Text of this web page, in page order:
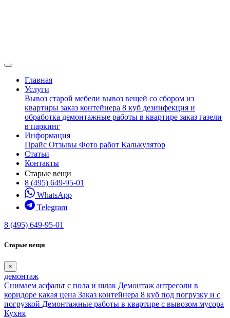
Главная
Услуги
Вывоз старой мебели вывоз вещей со сбором из
квартиры заказ контейнера 8 куб дезинфекция и
обработка демонтажные работы в квартире заказ газели
в паркинг
Информация
Прайс Отзывы Фото работ Калькулятор
Статьи
Контакты
Старые вещи
8 (495) 649-95-01
WhatsApp
Telegram
8 (495) 649-95-01
Старые вещи
×
демонтаж
Снимаем асфальт с пола и шлак Демонтаж антресоли в
коридоре какая цена Заказ контейнера 8 куб под погрузку и с
погрузкой Демонтажные работы в квартире с вывозом мусора
Кухня